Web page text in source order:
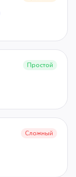
Простой
Сложный